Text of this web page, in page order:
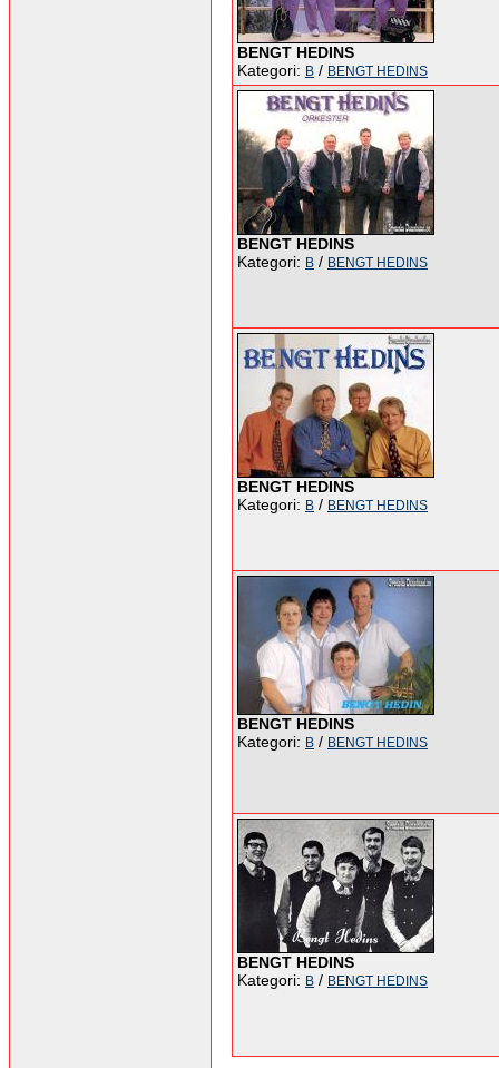
BENGT HEDINS
Kategori: B / BENGT HEDINS
BENGT HEDINS
Kategori: B / BENGT HEDINS
BENGT HEDINS
Kategori: B / BENGT HEDINS
BENGT HEDINS
Kategori: B / BENGT HEDINS
BENGT HEDINS
Kategori: B / BENGT HEDINS